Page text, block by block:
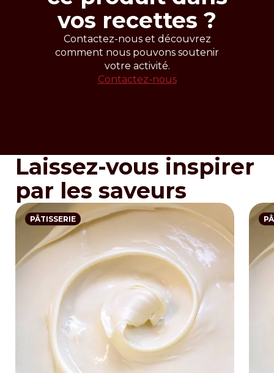
vos recettes ?
Contactez-nous et découvrez
comment nous pouvons soutenir
votre activité.
Contactez-nous
Laissez-vous inspirer
par les saveurs
PÂTISSERIE